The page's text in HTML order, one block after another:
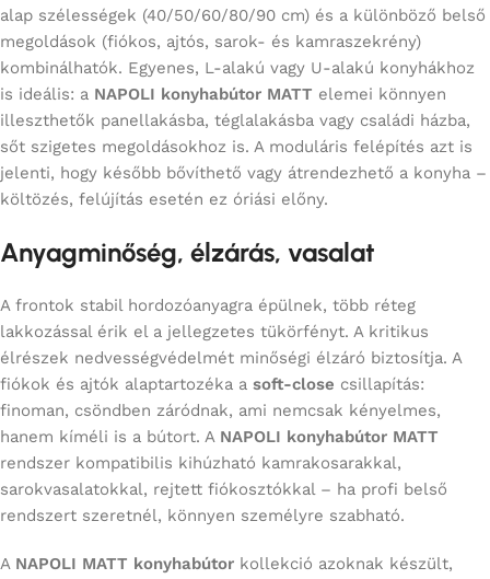
alap szélességek (40/50/60/80/90 cm) és a különböző belső
megoldások (fiókos, ajtós, sarok- és kamraszekrény)
kombinálhatók. Egyenes, L-alakú vagy U-alakú konyhákhoz
is ideális: a NAPOLI konyhabútor MATT elemei könnyen
illeszthetők panellakásba, téglalakásba vagy családi házba,
sőt szigetes megoldásokhoz is. A moduláris felépítés azt is
jelenti, hogy később bővíthető vagy átrendezhető a konyha –
költözés, felújítás esetén ez óriási előny.
Anyagminőség, élzárás, vasalat
A frontok stabil hordozóanyagra épülnek, több réteg
lakkozással érik el a jellegzetes tükörfényt. A kritikus
élrészek nedvességvédelmét minőségi élzáró biztosítja. A
fiókok és ajtók alaptartozéka a soft-close csillapítás:
finoman, csöndben záródnak, ami nemcsak kényelmes,
hanem kíméli is a bútort. A NAPOLI konyhabútor MATT
rendszer kompatibilis kihúzható kamrakosarakkal,
sarokvasalatokkal, rejtett fiókosztókkal – ha profi belső
rendszert szeretnél, könnyen személyre szabható.
A NAPOLI MATT konyhabútor kollekció azoknak készült,